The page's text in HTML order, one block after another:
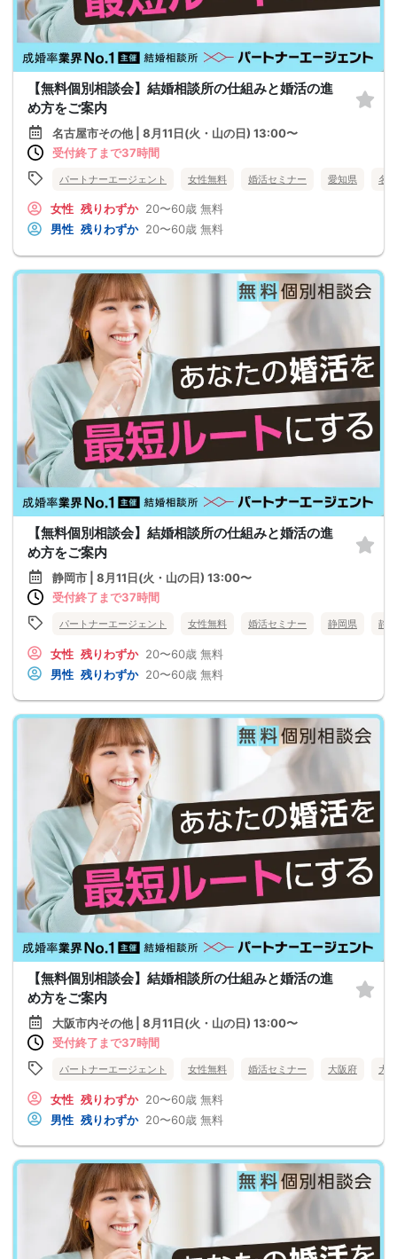
【無料個別相談会】結婚相談所の仕組みと婚活の進
め方をご案内
名古屋市その他 | 8月11日(火・山の日) 13:00〜
受付終了まで37時間
パートナーエージェント 女性無料 婚活セミナー 愛知県 名
女性 残りわずか 20〜60歳 無料
男性 残りわずか 20〜60歳 無料
【無料個別相談会】結婚相談所の仕組みと婚活の進
め方をご案内
静岡市 | 8月11日(火・山の日) 13:00〜
受付終了まで37時間
パートナーエージェント 女性無料 婚活セミナー 静岡県 静
女性 残りわずか 20〜60歳 無料
男性 残りわずか 20〜60歳 無料
【無料個別相談会】結婚相談所の仕組みと婚活の進
め方をご案内
大阪市内その他 | 8月11日(火・山の日) 13:00〜
受付終了まで37時間
パートナーエージェント 女性無料 婚活セミナー 大阪府 大
女性 残りわずか 20〜60歳 無料
男性 残りわずか 20〜60歳 無料